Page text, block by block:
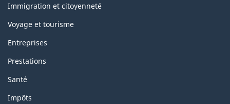
s
p
a
g
e
sujets
Immigration et citoyenneté
Voyage et tourisme
Entreprises
Prestations
Santé
Impôts